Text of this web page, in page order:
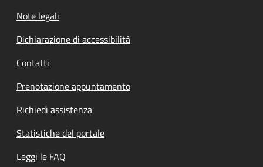
Note legali
Dichiarazione di accessibilità
Contatti
Prenotazione appuntamento
Richiedi assistenza
Statistiche del portale
Leggi le FAQ